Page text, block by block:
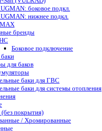
боковое подкл.
нижнее подкл.
бренды
Боковое подключение
для баков
баки для ГВС
баки для системы отопления
покрытия)
/ Хромированные